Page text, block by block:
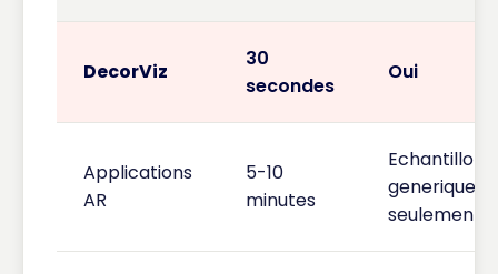
DecorViz
30
secondes
Oui
Applications
AR
5-10
minutes
Echantillons
generiques
seulement